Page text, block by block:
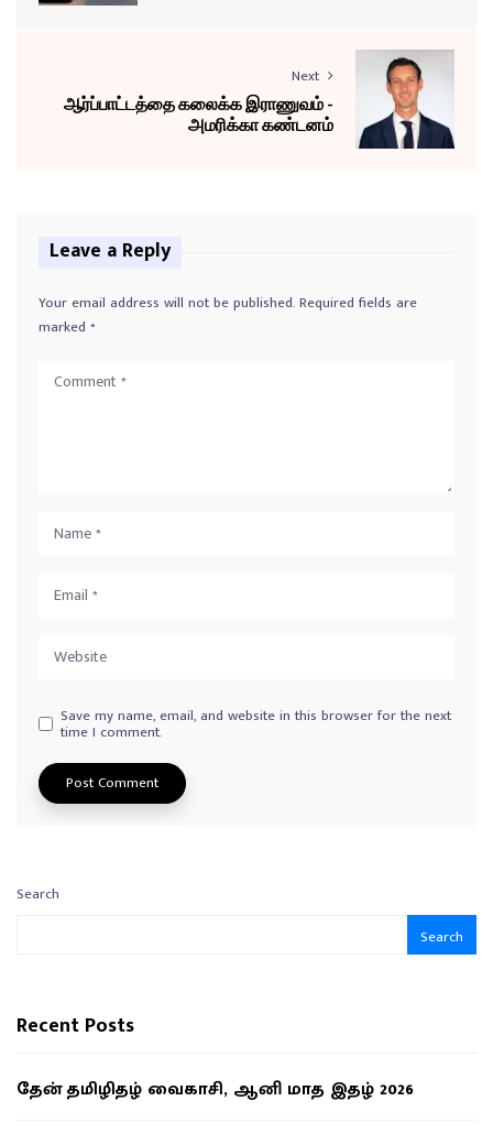
Next
ஆர்ப்பாட்டத்தை கலைக்க இராணுவம் -
அமரிக்கா கண்டனம்
Leave a Reply
Your email address will not be published.Required fields are
marked *
Save my name, email, and website in this browser for the next
time I comment.
Search
Search
Recent Posts
தேன் தமிழிதழ் வைகாசி, ஆனி மாத இதழ் 2026